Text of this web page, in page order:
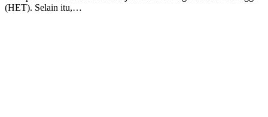
(HET). Selain itu,…